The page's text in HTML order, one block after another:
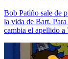
Bob Patiño sale de
la vida de Bart.
cambia el apellido a